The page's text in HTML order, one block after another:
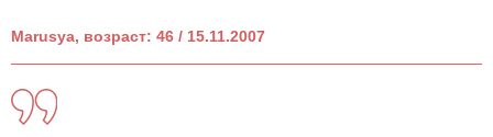
Marusya, возраст: 46 / 15.11.2007